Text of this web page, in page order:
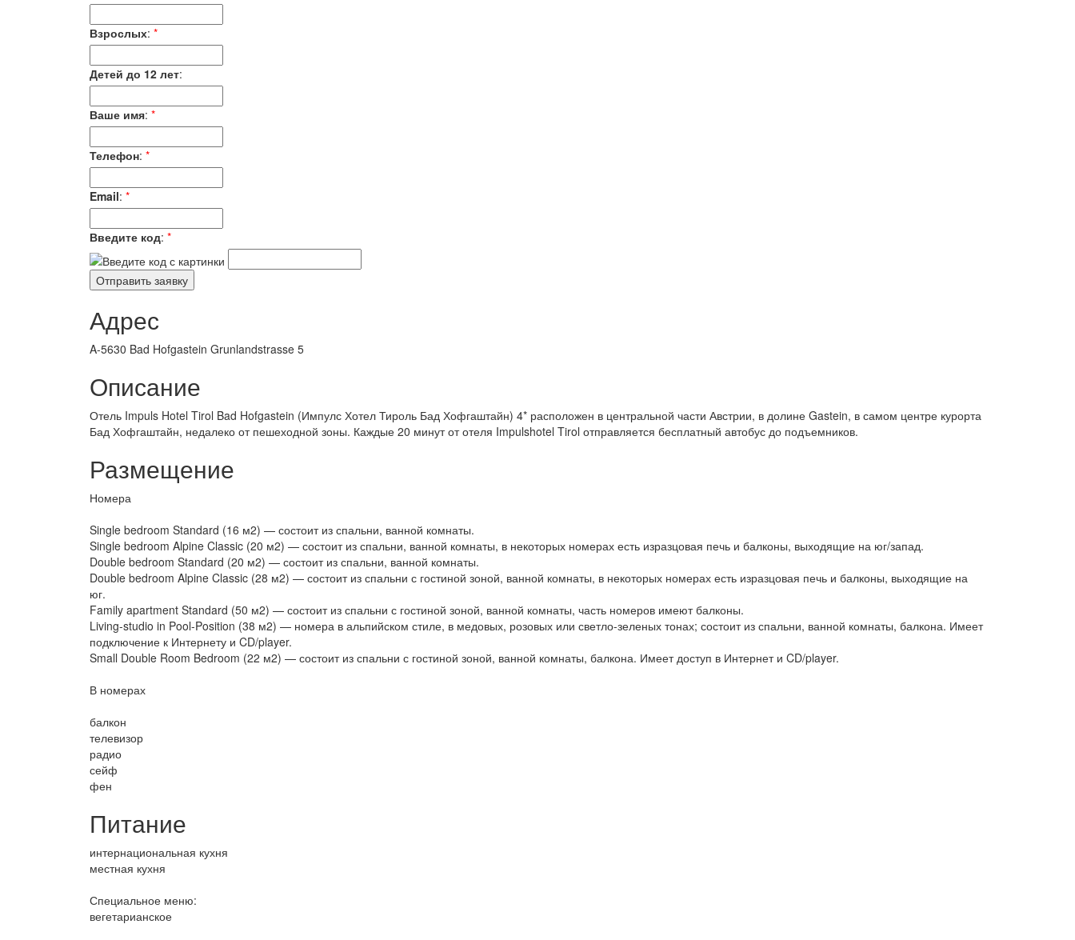
Взрослых: *
Детей до 12 лет:
Ваше имя: *
Телефон: *
Email: *
Введите код: *
Адрес
A-5630 Bad Hofgastein Grunlandstrasse 5
Описание
Отель Impuls Hotel Tirol Bad Hofgastein (Импулс Хотел Тироль Бад Хофгаштайн) 4* расположен в центральной части Австрии, в долине Gastein, в самом центре курорта
Бад Хофгаштайн, недалеко от пешеходной зоны. Каждые 20 минут от отеля Impulshotel Tirol отправляется бесплатный автобус до подъемников.
Размещение
Номера
Single bedroom Standard (16 м2) — состоит из спальни, ванной комнаты.
Single bedroom Alpine Classic (20 м2) — состоит из спальни, ванной комнаты, в некоторых номерах есть изразцовая печь и балконы, выходящие на юг/запад.
Double bedroom Standard (20 м2) — состоит из спальни, ванной комнаты.
Double bedroom Alpine Classic (28 м2) — состоит из спальни с гостиной зоной, ванной комнаты, в некоторых номерах есть изразцовая печь и балконы, выходящие на
юг.
Family apartment Standard (50 м2) — состоит из спальни с гостиной зоной, ванной комнаты, часть номеров имеют балконы.
Living-studio in Pool-Position (38 м2) — номера в альпийском стиле, в медовых, розовых или светло-зеленых тонах; состоит из спальни, ванной комнаты, балкона. Имеет
подключение к Интернету и CD/player.
Small Double Room Bedroom (22 м2) — состоит из спальни с гостиной зоной, ванной комнаты, балкона. Имеет доступ в Интернет и CD/player.
В номерах
балкон
телевизор
радио
сейф
фен
Питание
интернациональная кухня
местная кухня
Специальное меню:
вегетарианское